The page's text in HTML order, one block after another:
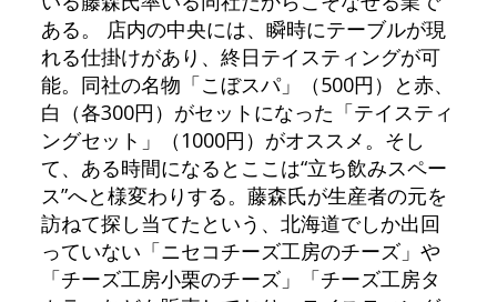
ある。 店内の中央には、瞬時にテーブルが現
れる仕掛けがあり、終日テイスティングが可
能。同社の名物「こぼスパ」（500円）と赤、
白（各300円）がセットになった「テイスティ
ングセット」（1000円）がオススメ。そし
て、ある時間になるとここは“立ち飲みスペー
ス”へと様変わりする。藤森氏が生産者の元を
訪ねて探し当てたという、北海道でしか出回
っていない「ニセコチーズ工房のチーズ」や
「チーズ工房小栗のチーズ」「チーズ工房タ